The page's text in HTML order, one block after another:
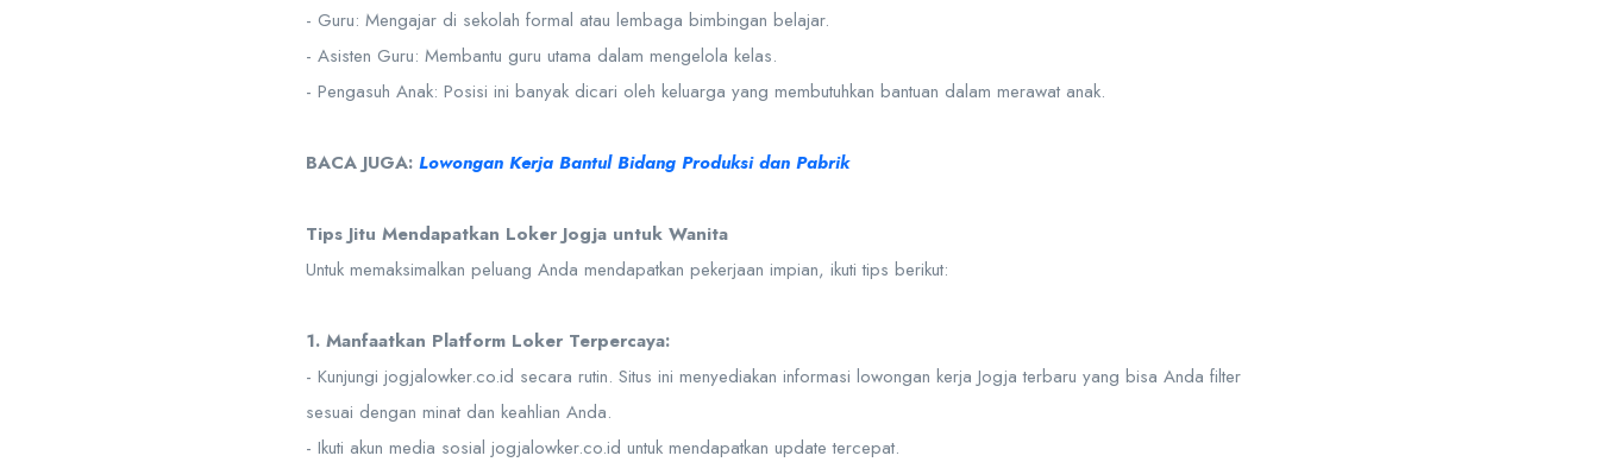
- Guru: Mengajar di sekolah formal atau lembaga bimbingan belajar.
- Asisten Guru: Membantu guru utama dalam mengelola kelas.
- Pengasuh Anak: Posisi ini banyak dicari oleh keluarga yang membutuhkan bantuan dalam merawat anak.
BACA JUGA: Lowongan Kerja Bantul Bidang Produksi dan Pabrik
Tips Jitu Mendapatkan Loker Jogja untuk Wanita
Untuk memaksimalkan peluang Anda mendapatkan pekerjaan impian, ikuti tips berikut:
1. Manfaatkan Platform Loker Terpercaya:
- Kunjungi jogjalowker.co.id secara rutin. Situs ini menyediakan informasi lowongan kerja Jogja terbaru yang bisa Anda filter
sesuai dengan minat dan keahlian Anda.
- Ikuti akun media sosial jogjalowker.co.id untuk mendapatkan update tercepat.